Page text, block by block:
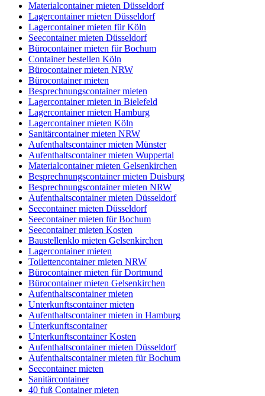
Materialcontainer mieten Düsseldorf
Lagercontainer mieten Düsseldorf
Lagercontainer mieten für Köln
Seecontainer mieten Düsseldorf
Bürocontainer mieten für Bochum
Container bestellen Köln
Bürocontainer mieten NRW
Bürocontainer mieten
Besprechnungscontainer mieten
Lagercontainer mieten in Bielefeld
Lagercontainer mieten Hamburg
Lagercontainer mieten Köln
Sanitärcontainer mieten NRW
Aufenthaltscontainer mieten Münster
Aufenthaltscontainer mieten Wuppertal
Materialcontainer mieten Gelsenkirchen
Besprechnungscontainer mieten Duisburg
Besprechnungscontainer mieten NRW
Aufenthaltscontainer mieten Düsseldorf
Seecontainer mieten Düsseldorf
Seecontainer mieten für Bochum
Seecontainer mieten Kosten
Baustellenklo mieten Gelsenkirchen
Lagercontainer mieten
Toilettencontainer mieten NRW
Bürocontainer mieten für Dortmund
Bürocontainer mieten Gelsenkirchen
Aufenthaltscontainer mieten
Unterkunftscontainer mieten
Aufenthaltscontainer mieten in Hamburg
Unterkunftscontainer
Unterkunftscontainer Kosten
Aufenthaltscontainer mieten Düsseldorf
Aufenthaltscontainer mieten für Bochum
Seecontainer mieten
Sanitärcontainer
40 fuß Container mieten